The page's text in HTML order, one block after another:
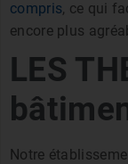
compris, ce qui
encore plus
LES
Notre